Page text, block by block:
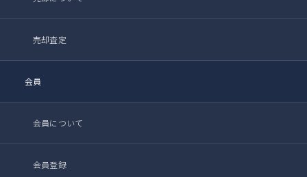
売却査定
会員
会員について
会員登録